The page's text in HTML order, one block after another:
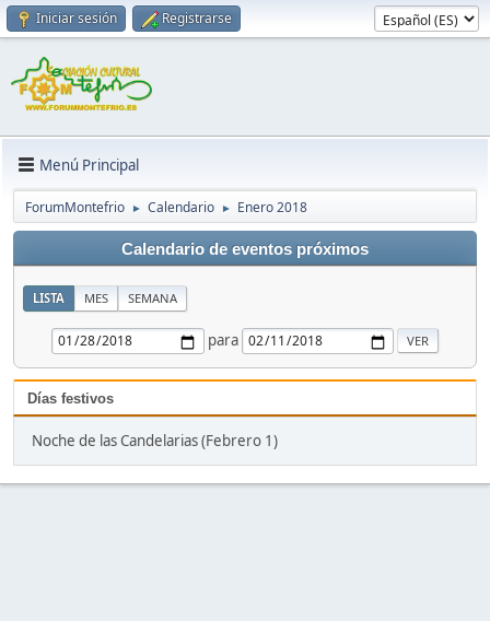
Iniciar sesión Registrarse
Menú Principal
ForumMontefrio ► Calendario ► Enero 2018
Calendario de eventos próximos
LISTA MES SEMANA
para
Días festivos
Noche de las Candelarias (Febrero 1)